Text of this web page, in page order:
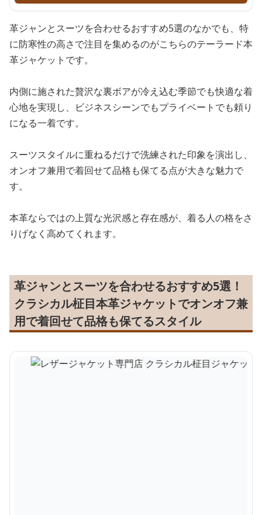
革ジャンとスーツを合わせるおすすめ5選のなかでも、特
に防寒性の高さで注目を集めるのがこちらのテーラード本
革ジャケットです。
内側に施された贅沢な裏ボアが冷え込む季節でも快適な着
心地を実現し、ビジネスシーンでもプライベートでも頼り
になる一着です。
スーツスタイルに重ねるだけで洗練された印象を演出し、
オンオフ兼用で着回せて品格も保てる点が大きな魅力で
す。
本革ならではの上質な光沢感と存在感が、着る人の格をさ
りげなく高めてくれます。
革ジャンとスーツを合わせるおすすめ5選！
クラシカル柾目本革ジャケットでオンオフ兼
用で着回せて品格も保てるスタイル